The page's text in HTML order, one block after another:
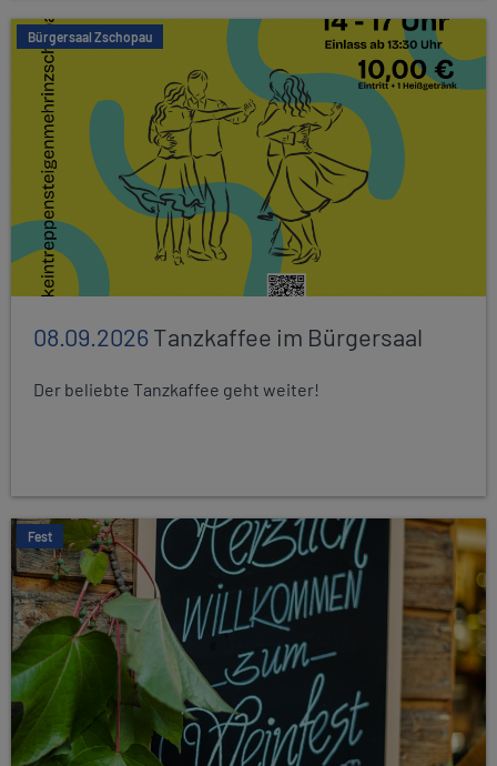
Bürgersaal Zschopau
08.09.2026Tanzkaffee im Bürgersaal
Der beliebte Tanzkaffee geht weiter!
Fest